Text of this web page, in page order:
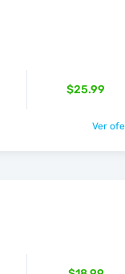
$25.99
Ver